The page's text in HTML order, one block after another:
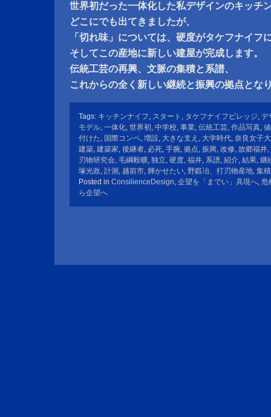
世界初だった一体化した私デザインのキッチ
どこにでも出てきましたが、
「切れ味」については、硬度がタケフナイフ
そしてこの産地に新しい建屋が完成します。
伝統工芸の再興、文脈の集積と系譜、
これからの全く新しい継続と振興の拠点とな
Tags: キッチンナイフ, スタート , タケフナイフビレッジ, デ
モデル, 一体化, 世界初, 中学校, 事業, 伝統工芸, 作品写真,
付けた, 国際コンペ, 増設, 大きな支え , 大学時代, 奈良女子
建築, 建築家, 後継者, 必死, 手腕, 拠点, 振興, 改修, 故郷福井,
刃物研究会, 毛綱毅曠, 独立, 硬度, 福井, 系譜, 紹介, 結果, 継
塚光政, 計測 , 越前市, 輝かせたい, 野鍛冶、打刃物産地, 集積
Posted in ConsilienceDesign, 企望を「までい」具現へ, 危
ら企望へ